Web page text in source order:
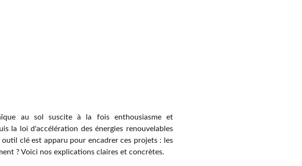
au sol suscite à la fois enthousiasme et
la loi d'accélération des énergies renouvelables
clé est apparu pour encadrer ces projets : les
? Voici nos explications claires et concrètes.